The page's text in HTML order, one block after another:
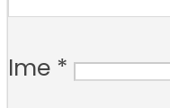
Ime *